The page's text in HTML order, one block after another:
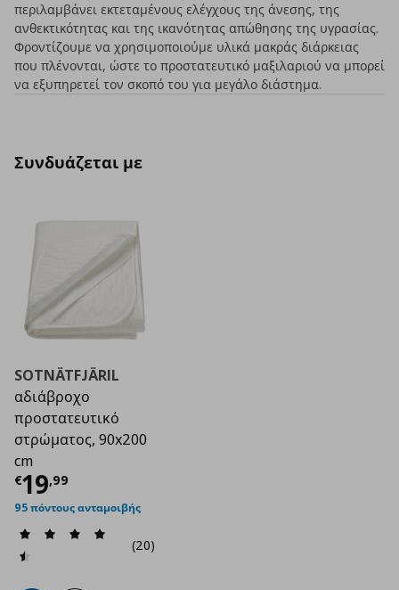
περιλαμβάνει εκτεταμένους ελέγχους της άνεσης, της
ανθεκτικότητας και της ικανότητας απώθησης της υγρασίας.
Φροντίζουμε να χρησιμοποιούμε υλικά μακράς διάρκειας
που πλένονται, ώστε το προστατευτικό μαξιλαριού να μπορεί
να εξυπηρετεί τον σκοπό του για μεγάλο διάστημα.
Συνδυάζεται με
SOTNÄTFJÄRIL
αδιάβροχο
προστατευτικό
στρώματος, 90x200
cm
€19,99
Τρέχουσα τιμή
95 πόντους ανταμοιβής
(20)